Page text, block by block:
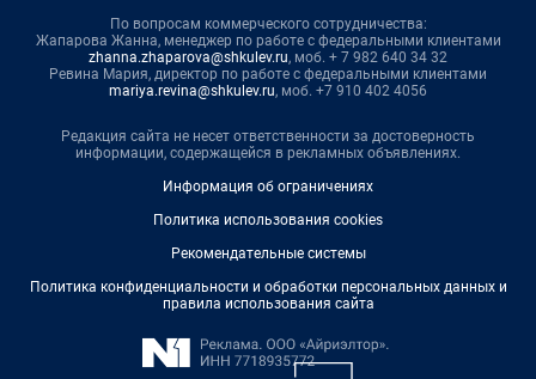
По вопросам коммерческого сотрудничества:
Жапарова Жанна, менеджер по работе с федеральными клиентами
zhanna.zhaparova@shkulev.ru, моб. + 7 982 640 34 32
Ревина Мария, директор по работе с федеральными клиентами
mariya.revina@shkulev.ru, моб. +7 910 402 4056
Редакция сайта не несет ответственности за достоверность
информации, содержащейся в рекламных объявлениях.
Информация об ограничениях
Политика использования cookies
Рекомендательные системы
Политика конфиденциальности и обработки персональных данных и
правила использования сайта